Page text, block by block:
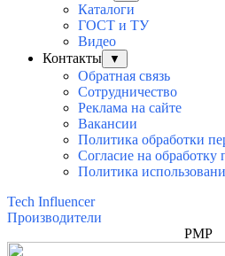
Каталоги
ГОСТ и ТУ
Видео
Контакты
▼
Обратная связь
Сотрудничество
Реклама на сайте
Вакансии
Политика обработки
Согласие на
Политика
Tech Influencer
Производители
PMP